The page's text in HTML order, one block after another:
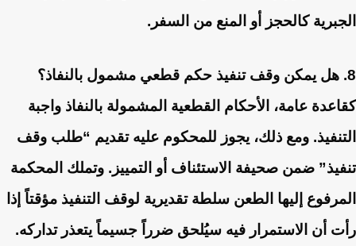
الجبرية كالحجز أو المنع من السفر.
8. هل يمكن وقف تنفيذ حكم قطعي مشمول بالنفاذ؟
كقاعدة عامة، الأحكام القطعية المشمولة بالنفاذ واجبة
التنفيذ. ومع ذلك، يجوز للمحكوم عليه تقديم “طلب وقف
تنفيذ” ضمن صحيفة الاستئناف أو التمييز. وتملك المحكمة
المرفوع إليها الطعن سلطة تقديرية لوقف التنفيذ مؤقتاً إذا
رأت أن الاستمرار فيه سيُلحق ضرراً جسيماً يتعذر تداركه.